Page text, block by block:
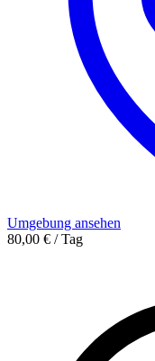
Umgebung ansehen
80,00 € / Tag